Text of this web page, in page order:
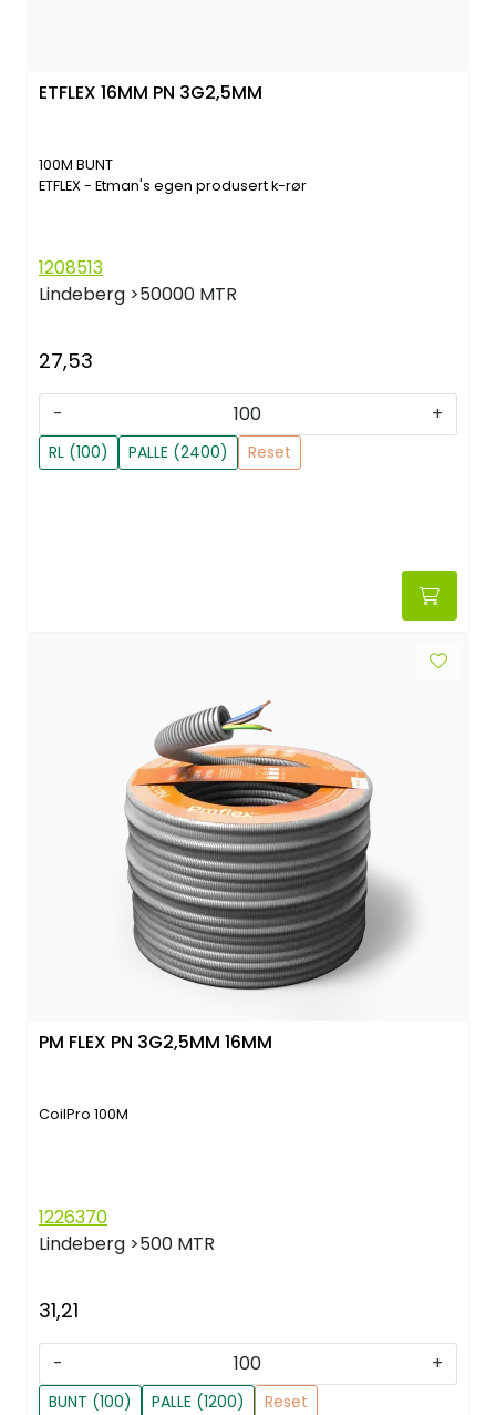
ETFLEX 16MM PN 3G2,5MM
100M BUNT
ETFLEX - Etman's egen produsert k-rør
1208513
Lindeberg >50000 MTR
27,53
- +
RL (100) PALLE (2400) Reset
PM FLEX PN 3G2,5MM 16MM
CoilPro 100M
1226370
Lindeberg >500 MTR
31,21
- +
BUNT (100) PALLE (1200) Reset